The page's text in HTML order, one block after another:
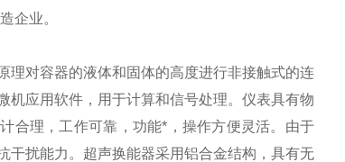
企业。
理对容器的液体和固体的高度进行非接触式的连
机应用软件，用于计算和信号处理。仪表具有物
合理，工作可靠，功能*，操作方便灵活。由于
干扰能力。超声换能器采用铝合金结构，具有无